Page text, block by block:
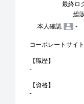
最終ロ
総
本人確認
-
コーポレートサイ
【職歴】
-
【資格】
-